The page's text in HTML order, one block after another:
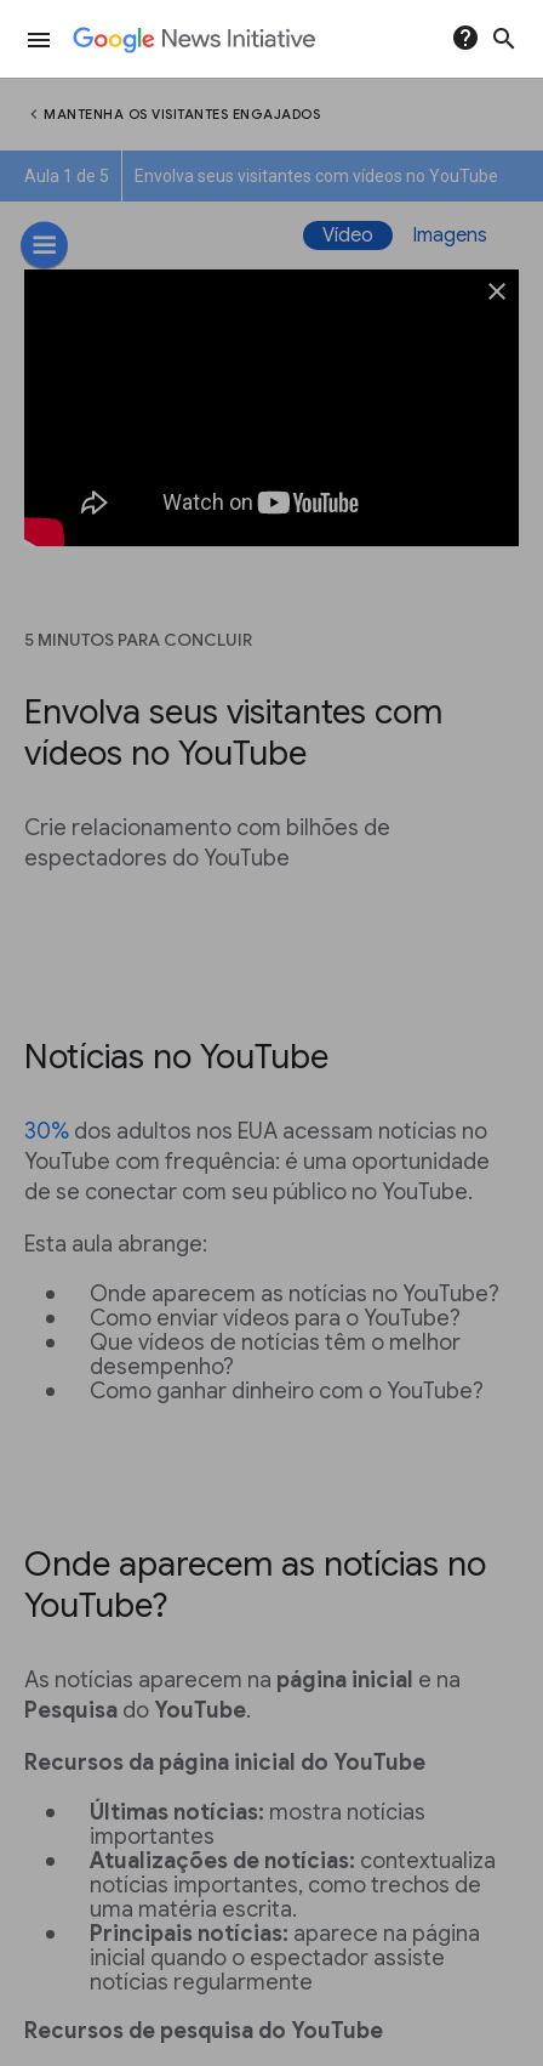
menu help search
chevron_left MANTENHA OS VISITANTES ENGAJADOS
Aula 1 de 5 Envolva seus visitantes com vídeos no YouTube
Vídeo Imagens
close
5 MINUTOS PARA CONCLUIR
Envolva seus visitantes com
vídeos no YouTube
Crie relacionamento com bilhões de
espectadores do YouTube
Notícias no YouTube
30% dos adultos nos EUA acessam notícias no
YouTube com frequência: é uma oportunidade
de se conectar com seu público no YouTube.
Esta aula abrange:
Onde aparecem as notícias no YouTube?
Como enviar vídeos para o YouTube?
Que vídeos de notícias têm o melhor
desempenho?
Como ganhar dinheiro com o YouTube?
Onde aparecem as notícias no
YouTube?
As notícias aparecem na página inicial e na
Pesquisa do YouTube.
Recursos da página inicial do YouTube
Últimas notícias: mostra notícias
importantes
Atualizações de notícias: contextualiza
notícias importantes, como trechos de
uma matéria escrita.
Principais notícias: aparece na página
inicial quando o espectador assiste
notícias regularmente
Recursos de pesquisa do YouTube